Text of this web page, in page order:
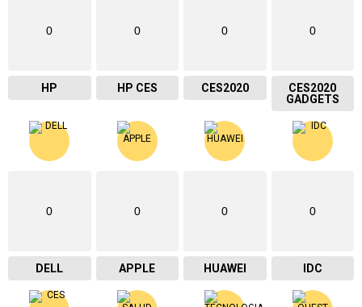
0
HP
0
HP CES
0
CES2020
0
CES2020
GADGETS
0
DELL
0
APPLE
0
HUAWEI
0
IDC